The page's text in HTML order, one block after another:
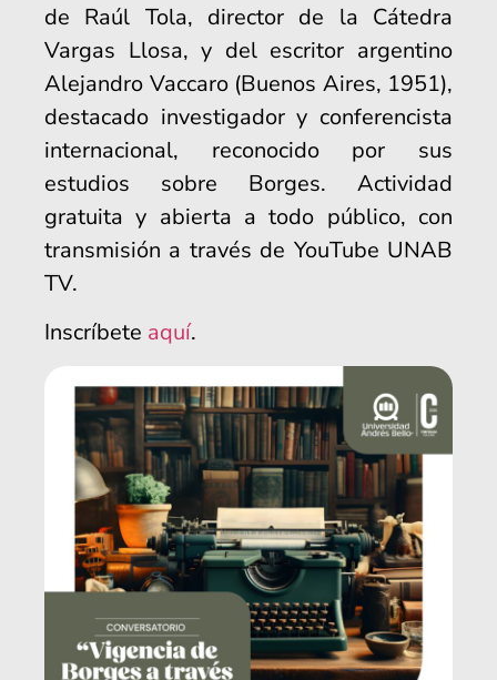
de Raúl Tola, director de la Cátedra
Vargas Llosa, y del escritor argentino
Alejandro Vaccaro (Buenos Aires, 1951),
destacado investigador y conferencista
internacional, reconocido por sus
estudios sobre Borges. Actividad
gratuita y abierta a todo público, con
transmisión a través de YouTube UNAB
TV.
Inscríbete aquí.